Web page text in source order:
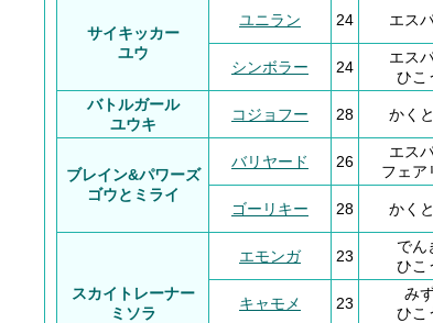
サイキッカー
ユウ
ユニラン 24 エス
シンボラー
24
エス
ひこ
バトルガール
ユウキ
コジョフー 28 かく
ブレイン&パワーズ
ゴウとミライ
バリヤード 26
エス
フェア
ゴーリキー
28 かく
スカイトレーナー
ミソラ
エモンガ 23
でん
ひこ
キャモメ 23
み
ひこ